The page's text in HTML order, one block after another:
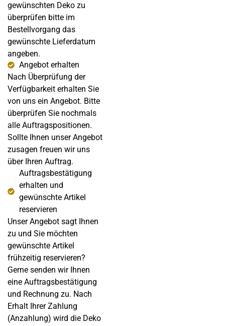
gewünschten Deko zu
überprüfen bitte im
Bestellvorgang das
gewünschte Lieferdatum
angeben.
Angebot erhalten
Nach Überprüfung der
Verfügbarkeit erhalten Sie
von uns ein Angebot. Bitte
überprüfen Sie nochmals
alle Auftragspositionen.
Sollte Ihnen unser Angebot
zusagen freuen wir uns
über Ihren Auftrag.
Auftragsbestätigung
erhalten und
gewünschte Artikel
reservieren
Unser Angebot sagt Ihnen
zu und Sie möchten
gewünschte Artikel
frühzeitig reservieren?
Gerne senden wir Ihnen
eine Auftragsbestätigung
und Rechnung zu. Nach
Erhalt Ihrer Zahlung
(Anzahlung) wird die Deko